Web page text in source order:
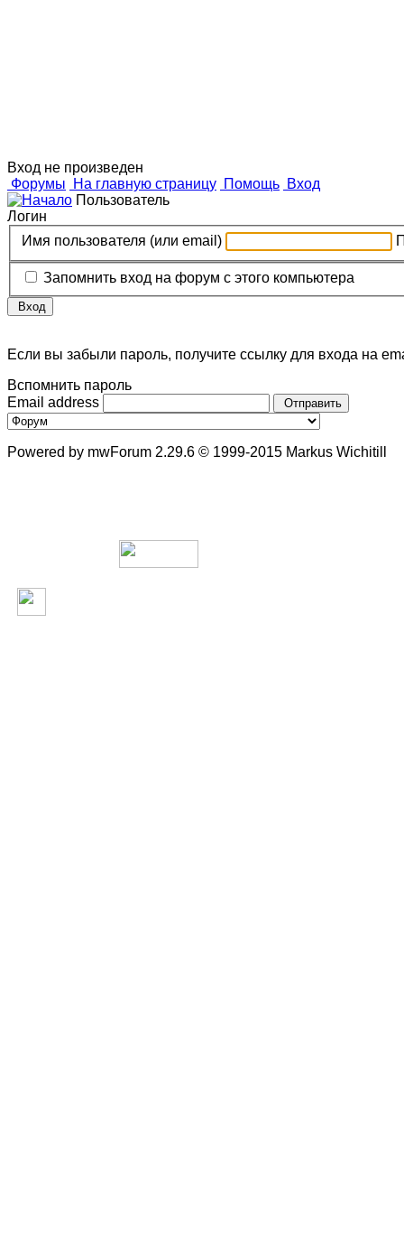
Вход не произведен
Форумы
На главную страницу Помощь Вход
Пользователь
Логин
Имя пользователя (или email)
Запомнить вход на форум с этого компьютера
Вход
Если вы забыли пароль, получите ссылку для входа на
Вспомнить пароль
Email address
Отправить
Powered by mwForum 2.29.6 © 1999-2015 Markus Wichitill